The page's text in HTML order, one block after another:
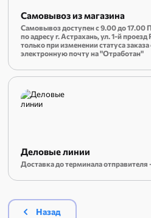
Самовывоз из магазина
Самовывоз доступен с 9.00 до 17.00
по адресу г. Астрахань, ул. 1-й
только при изменении статуса
электронную почту на "Отработан"
Деловые линии
Доставка до терминала отправителя
Назад